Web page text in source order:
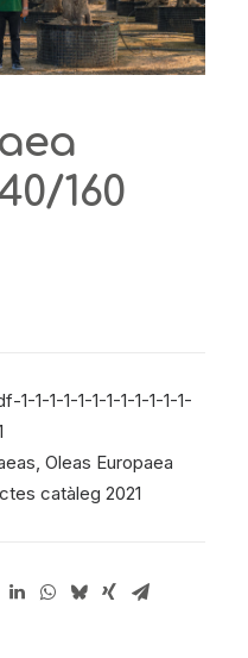
160
1-1-1-1-1-1-1-1-1-1-1-1-
, Oleas Europaea
catàleg 2021